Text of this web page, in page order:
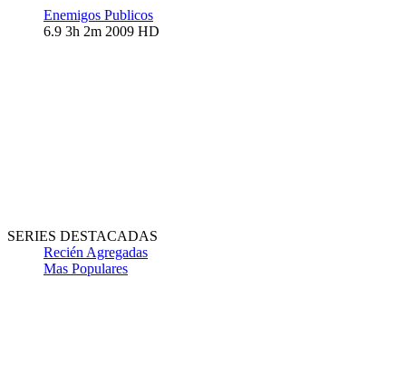
Enemigos Publicos
6.9 3h 2m 2009 HD
SERIES DESTACADAS
Recién Agregadas
Mas Populares